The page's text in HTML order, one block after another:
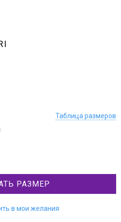
Таблица размеров
РАЗМЕР
в мои желания